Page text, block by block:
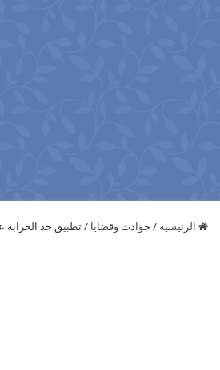
الرئيسية / حوادث وقضايا / تطبيق حد الحرابة